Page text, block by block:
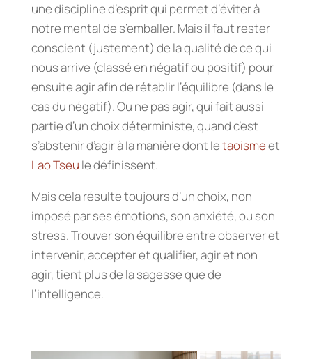
une discipline d’esprit qui permet d’éviter à
notre mental de s’emballer. Mais il faut rester
conscient (justement) de la qualité de ce qui
nous arrive (classé en négatif ou positif) pour
ensuite agir afin de rétablir l’équilibre (dans le
cas du négatif). Ou ne pas agir, qui fait aussi
partie d’un choix déterministe, quand c’est
s’abstenir d’agir à la manière dont letaoismeet
Lao Tseu le définissent.
Mais cela résulte toujours d’un choix, non
imposé par ses émotions, son anxiété, ou son
stress. Trouver son équilibre entre observer et
intervenir, accepter et qualifier, agir et non
agir, tient plus de la sagesse que de
l’intelligence.